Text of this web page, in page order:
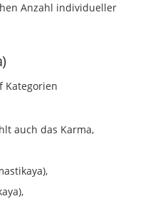
Anzahl individueller
Kategorien
auch das Karma,